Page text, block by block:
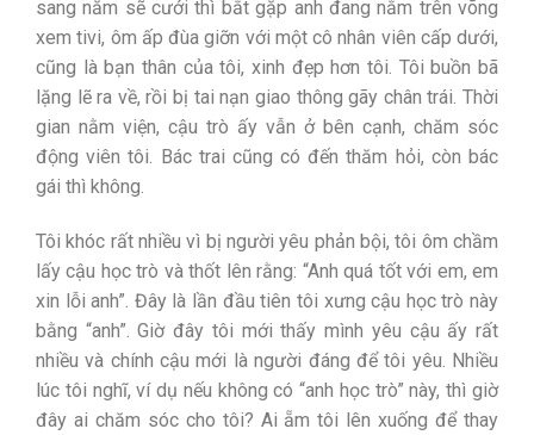
sang năm sẽ cưới thì bắt gặp anh đang nằm trên võng
xem tivi, ôm ấp đùa giỡn với một cô nhân viên cấp dưới,
cũng là bạn thân của tôi, xinh đẹp hơn tôi. Tôi buồn bã
lặng lẽ ra về, rồi bị tai nạn giao thông gãy chân trái. Thời
gian nằm viện, cậu trò ấy vẫn ở bên cạnh, chăm sóc
động viên tôi. Bác trai cũng có đến thăm hỏi, còn bác
gái thì không.
Tôi khóc rất nhiều vì bị người yêu phản bội, tôi ôm chầm
lấy cậu học trò và thốt lên rằng: “Anh quá tốt với em, em
xin lỗi anh”. Đây là lần đầu tiên tôi xưng cậu học trò này
bằng “anh”. Giờ đây tôi mới thấy mình yêu cậu ấy rất
nhiều và chính cậu mới là người đáng để tôi yêu. Nhiều
lúc tôi nghĩ, ví dụ nếu không có “anh học trò” này, thì giờ
đây ai chăm sóc cho tôi? Ai ẵm tôi lên xuống để thay